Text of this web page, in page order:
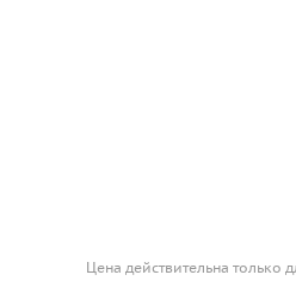
Цена действительна только